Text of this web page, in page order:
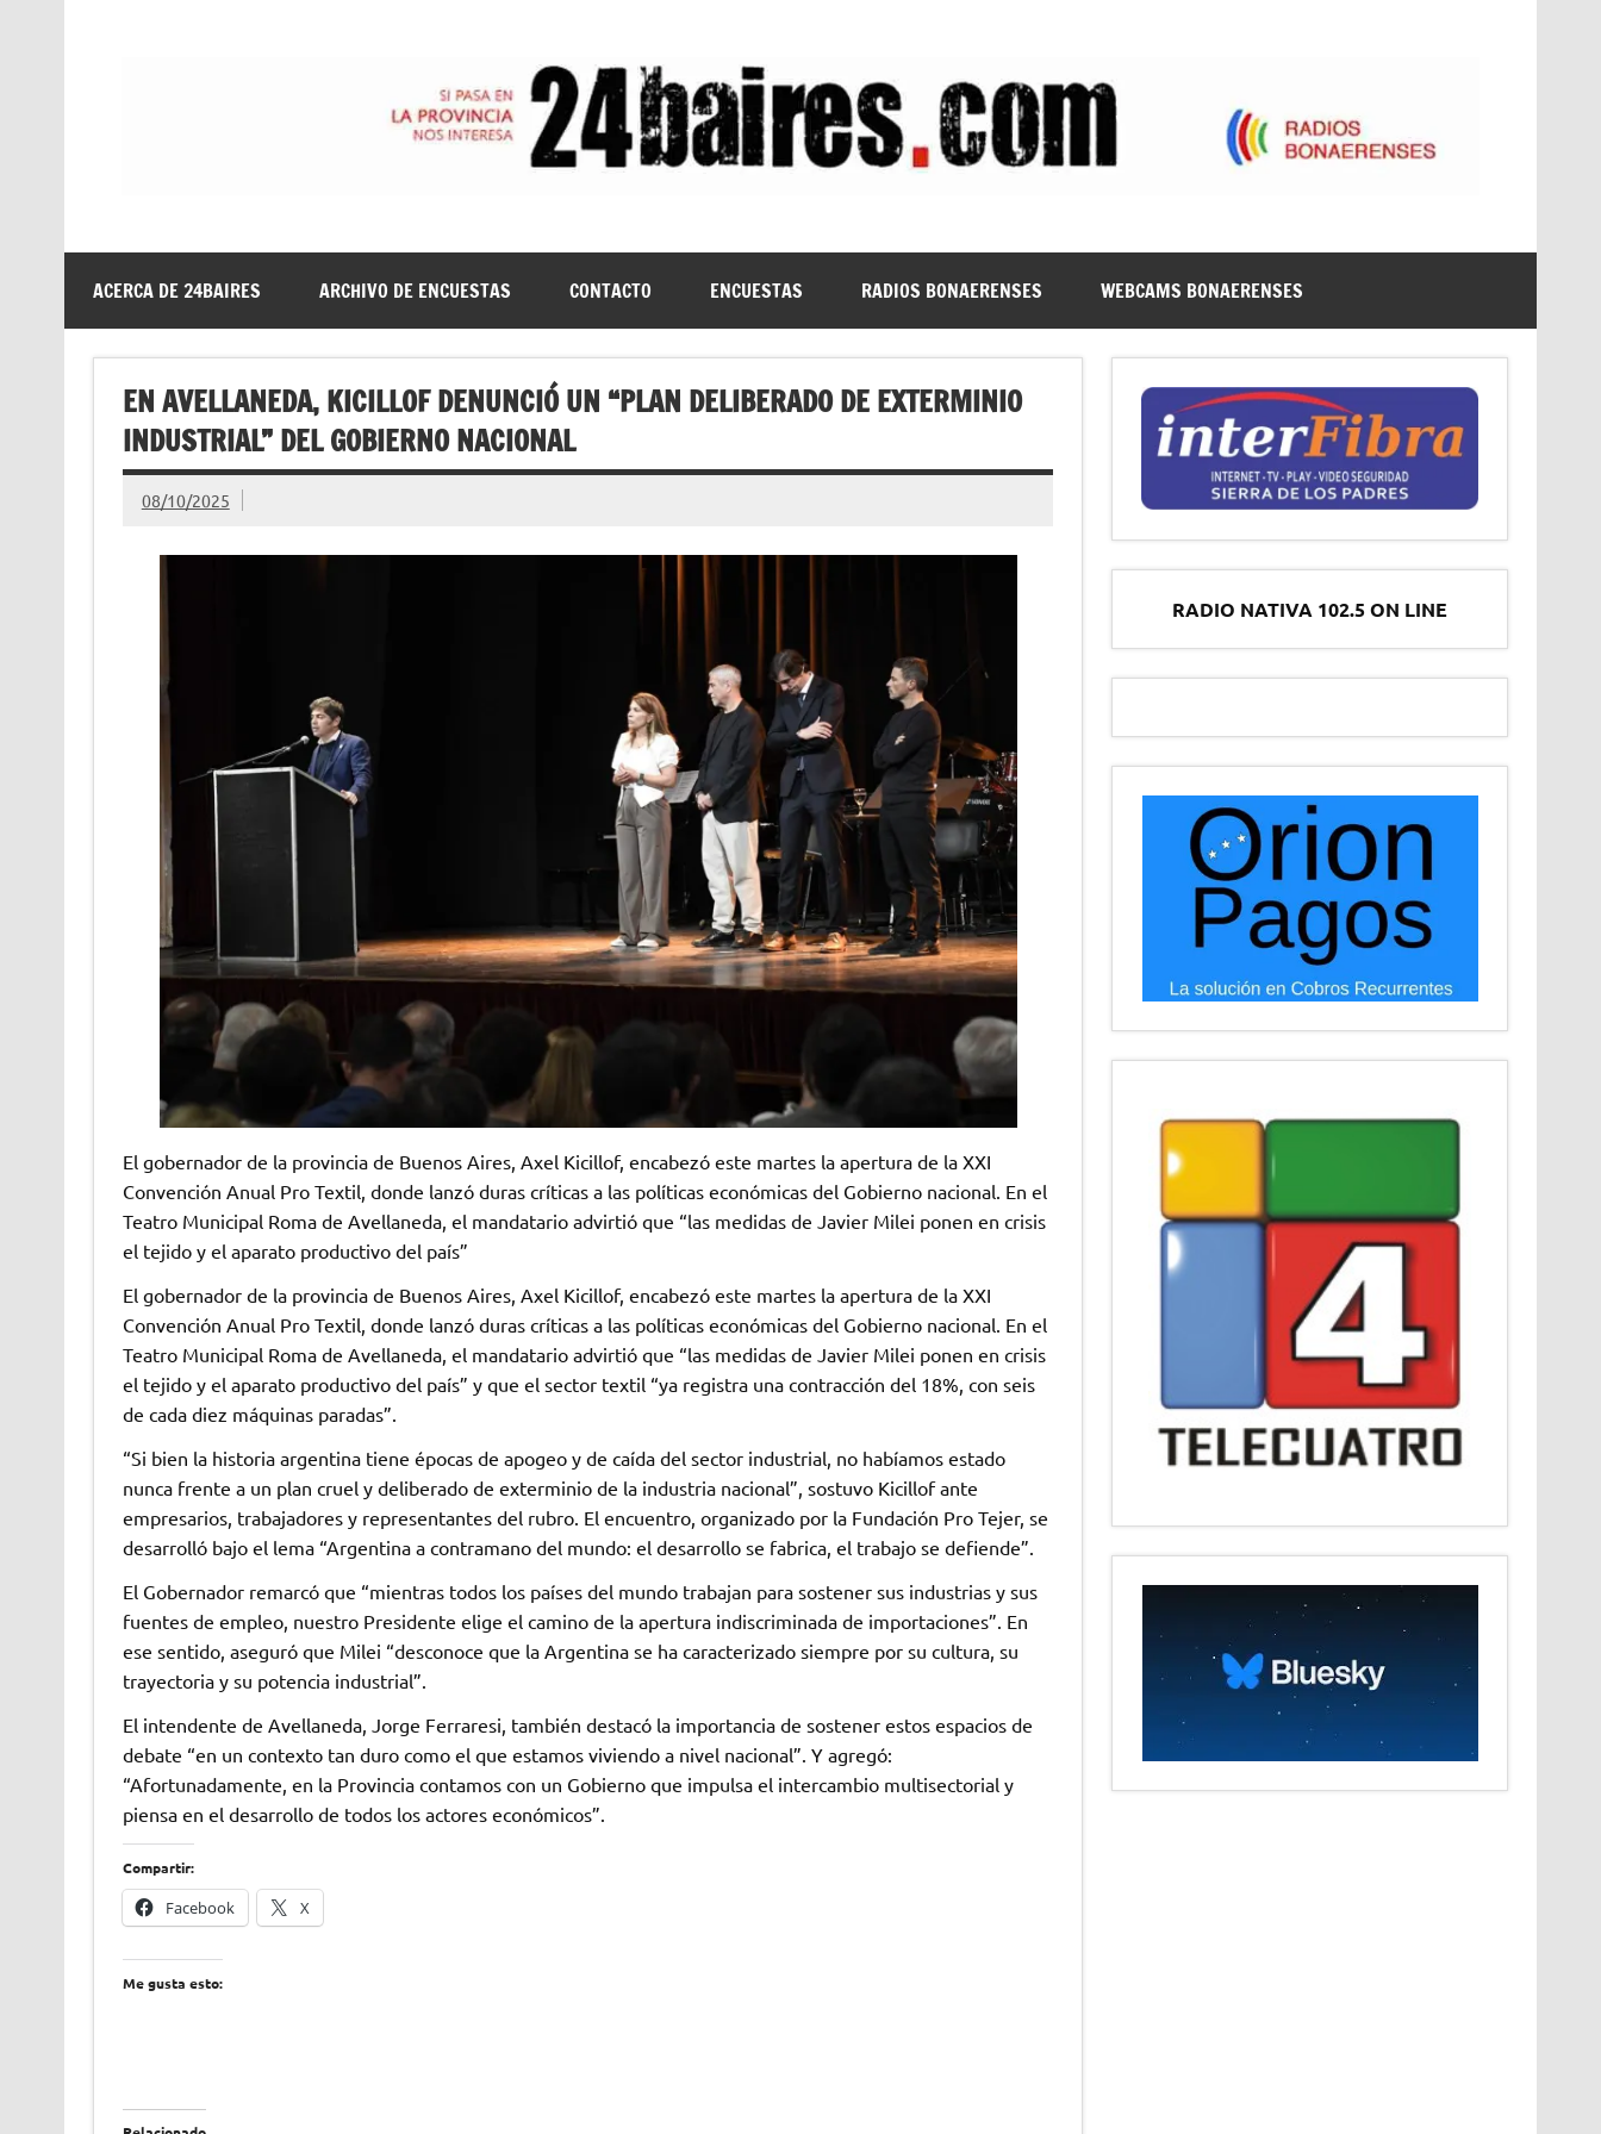
ACERCA DE 24BAIRES ARCHIVO DE ENCUESTAS CONTACTO ENCUESTAS RADIOS BONAERENSES WEBCAMS BONAERENSES
EN AVELLANEDA, KICILLOF DENUNCIÓ UN “PLAN DELIBERADO DE EXTERMINIO
INDUSTRIAL” DEL GOBIERNO NACIONAL
08/10/2025
El gobernador de la provincia de Buenos Aires, Axel Kicillof, encabezó este martes la apertura de la XXI
Convención Anual Pro Textil, donde lanzó duras críticas a las políticas económicas del Gobierno nacional. En el
Teatro Municipal Roma de Avellaneda, el mandatario advirtió que “las medidas de Javier Milei ponen en crisis
el tejido y el aparato productivo del país”
El gobernador de la provincia de Buenos Aires, Axel Kicillof, encabezó este martes la apertura de la XXI
Convención Anual Pro Textil, donde lanzó duras críticas a las políticas económicas del Gobierno nacional. En el
Teatro Municipal Roma de Avellaneda, el mandatario advirtió que “las medidas de Javier Milei ponen en crisis
el tejido y el aparato productivo del país” y que el sector textil “ya registra una contracción del 18%, con seis
de cada diez máquinas paradas”.
“Si bien la historia argentina tiene épocas de apogeo y de caída del sector industrial, no habíamos estado
nunca frente a un plan cruel y deliberado de exterminio de la industria nacional”, sostuvo Kicillof ante
empresarios, trabajadores y representantes del rubro. El encuentro, organizado por la Fundación Pro Tejer, se
desarrolló bajo el lema “Argentina a contramano del mundo: el desarrollo se fabrica, el trabajo se defiende”.
El Gobernador remarcó que “mientras todos los países del mundo trabajan para sostener sus industrias y sus
fuentes de empleo, nuestro Presidente elige el camino de la apertura indiscriminada de importaciones”. En
ese sentido, aseguró que Milei “desconoce que la Argentina se ha caracterizado siempre por su cultura, su
trayectoria y su potencia industrial”.
El intendente de Avellaneda, Jorge Ferraresi, también destacó la importancia de sostener estos espacios de
debate “en un contexto tan duro como el que estamos viviendo a nivel nacional”. Y agregó:
“Afortunadamente, en la Provincia contamos con un Gobierno que impulsa el intercambio multisectorial y
piensa en el desarrollo de todos los actores económicos”.
Compartir:
Facebook X
Me gusta esto:
RADIO NATIVA 102.5 ON LINE